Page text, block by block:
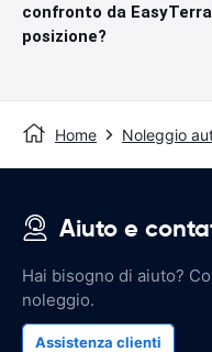
confronto da
posizione?
Home Noleggio
Aiuto e
Hai bisogno di aiuto?
noleggio.
Assistenza clienti